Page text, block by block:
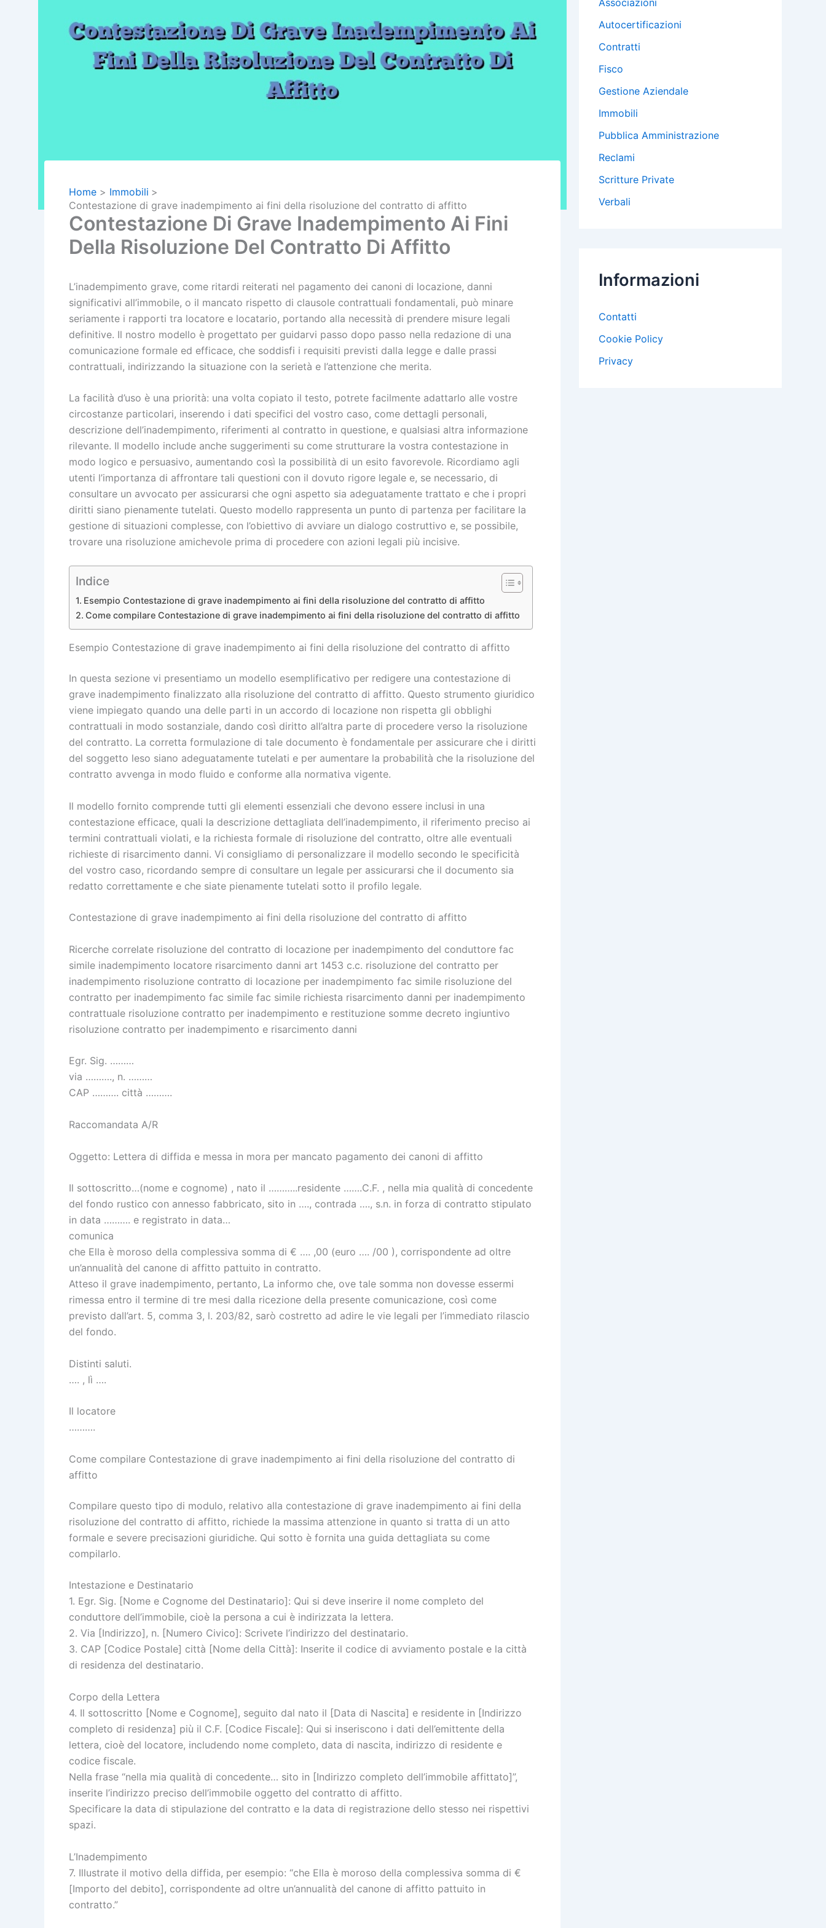
Home
Immobili
Contestazione di grave inadempimento ai fini della risoluzione del contratto di affitto
Contestazione Di Grave Inadempimento Ai Fini
Della Risoluzione Del Contratto Di Affitto
L’inadempimento grave, come ritardi reiterati nel pagamento dei canoni di locazione, danni
significativi all’immobile, o il mancato rispetto di clausole contrattuali fondamentali, può minare
seriamente i rapporti tra locatore e locatario, portando alla necessità di prendere misure legali
definitive. Il nostro modello è progettato per guidarvi passo dopo passo nella redazione di una
comunicazione formale ed efficace, che soddisfi i requisiti previsti dalla legge e dalle prassi
contrattuali, indirizzando la situazione con la serietà e l’attenzione che merita.
La facilità d’uso è una priorità: una volta copiato il testo, potrete facilmente adattarlo alle vostre
circostanze particolari, inserendo i dati specifici del vostro caso, come dettagli personali,
descrizione dell’inadempimento, riferimenti al contratto in questione, e qualsiasi altra informazione
rilevante. Il modello include anche suggerimenti su come strutturare la vostra contestazione in
modo logico e persuasivo, aumentando così la possibilità di un esito favorevole. Ricordiamo agli
utenti l’importanza di affrontare tali questioni con il dovuto rigore legale e, se necessario, di
consultare un avvocato per assicurarsi che ogni aspetto sia adeguatamente trattato e che i propri
diritti siano pienamente tutelati. Questo modello rappresenta un punto di partenza per facilitare la
gestione di situazioni complesse, con l’obiettivo di avviare un dialogo costruttivo e, se possibile,
trovare una risoluzione amichevole prima di procedere con azioni legali più incisive.
Indice
Esempio Contestazione di grave inadempimento ai fini della risoluzione del contratto di affitto
Come compilare Contestazione di grave inadempimento ai fini della risoluzione del contratto di affitto
Esempio Contestazione di grave inadempimento ai fini della risoluzione del contratto di affitto
In questa sezione vi presentiamo un modello esemplificativo per redigere una contestazione di
grave inadempimento finalizzato alla risoluzione del contratto di affitto. Questo strumento giuridico
viene impiegato quando una delle parti in un accordo di locazione non rispetta gli obblighi
contrattuali in modo sostanziale, dando così diritto all’altra parte di procedere verso la risoluzione
del contratto. La corretta formulazione di tale documento è fondamentale per assicurare che i diritti
del soggetto leso siano adeguatamente tutelati e per aumentare la probabilità che la risoluzione del
contratto avvenga in modo fluido e conforme alla normativa vigente.
Il modello fornito comprende tutti gli elementi essenziali che devono essere inclusi in una
contestazione efficace, quali la descrizione dettagliata dell’inadempimento, il riferimento preciso ai
termini contrattuali violati, e la richiesta formale di risoluzione del contratto, oltre alle eventuali
richieste di risarcimento danni. Vi consigliamo di personalizzare il modello secondo le specificità
del vostro caso, ricordando sempre di consultare un legale per assicurarsi che il documento sia
redatto correttamente e che siate pienamente tutelati sotto il profilo legale.
Contestazione di grave inadempimento ai fini della risoluzione del contratto di affitto
Ricerche correlate risoluzione del contratto di locazione per inadempimento del conduttore fac
simile inadempimento locatore risarcimento danni art 1453 c.c. risoluzione del contratto per
inadempimento risoluzione contratto di locazione per inadempimento fac simile risoluzione del
contratto per inadempimento fac simile fac simile richiesta risarcimento danni per inadempimento
contrattuale risoluzione contratto per inadempimento e restituzione somme decreto ingiuntivo
risoluzione contratto per inadempimento e risarcimento danni
Egr. Sig. ………
via ………., n. ………
CAP ………. città ……….
Raccomandata A/R
Oggetto: Lettera di diffida e messa in mora per mancato pagamento dei canoni di affitto
Il sottoscritto…(nome e cognome) , nato il ………..residente …….C.F. , nella mia qualità di concedente
del fondo rustico con annesso fabbricato, sito in …., contrada …., s.n. in forza di contratto stipulato
in data ………. e registrato in data…
comunica
che Ella è moroso della complessiva somma di € …. ,00 (euro …. /00 ), corrispondente ad oltre
un’annualità del canone di affitto pattuito in contratto.
Atteso il grave inadempimento, pertanto, La informo che, ove tale somma non dovesse essermi
rimessa entro il termine di tre mesi dalla ricezione della presente comunicazione, così come
previsto dall’art. 5, comma 3, l. 203/82, sarò costretto ad adire le vie legali per l’immediato rilascio
del fondo.
Distinti saluti.
…. , lì ….
Il locatore
……….
Come compilare Contestazione di grave inadempimento ai fini della risoluzione del contratto di
affitto
Compilare questo tipo di modulo, relativo alla contestazione di grave inadempimento ai fini della
risoluzione del contratto di affitto, richiede la massima attenzione in quanto si tratta di un atto
formale e severe precisazioni giuridiche. Qui sotto è fornita una guida dettagliata su come
compilarlo.
Intestazione e Destinatario
1. Egr. Sig. [Nome e Cognome del Destinatario]: Qui si deve inserire il nome completo del
conduttore dell’immobile, cioè la persona a cui è indirizzata la lettera.
2. Via [Indirizzo], n. [Numero Civico]: Scrivete l’indirizzo del destinatario.
3. CAP [Codice Postale] città [Nome della Città]: Inserite il codice di avviamento postale e la città
di residenza del destinatario.
Corpo della Lettera
4. Il sottoscritto [Nome e Cognome], seguito dal nato il [Data di Nascita] e residente in [Indirizzo
completo di residenza] più il C.F. [Codice Fiscale]: Qui si inseriscono i dati dell’emittente della
lettera, cioè del locatore, includendo nome completo, data di nascita, indirizzo di residente e
codice fiscale.
Nella frase “nella mia qualità di concedente… sito in [Indirizzo completo dell’immobile affittato]”,
inserite l’indirizzo preciso dell’immobile oggetto del contratto di affitto.
Specificare la data di stipulazione del contratto e la data di registrazione dello stesso nei rispettivi
spazi.
L’Inadempimento
7. Illustrate il motivo della diffida, per esempio: “che Ella è moroso della complessiva somma di €
[Importo del debito], corrispondente ad oltre un’annualità del canone di affitto pattuito in
contratto.”
Associazioni
Autocertificazioni
Contratti
Fisco
Gestione Aziendale
Immobili
Pubblica Amministrazione
Reclami
Scritture Private
Verbali
Informazioni
Contatti
Cookie Policy
Privacy